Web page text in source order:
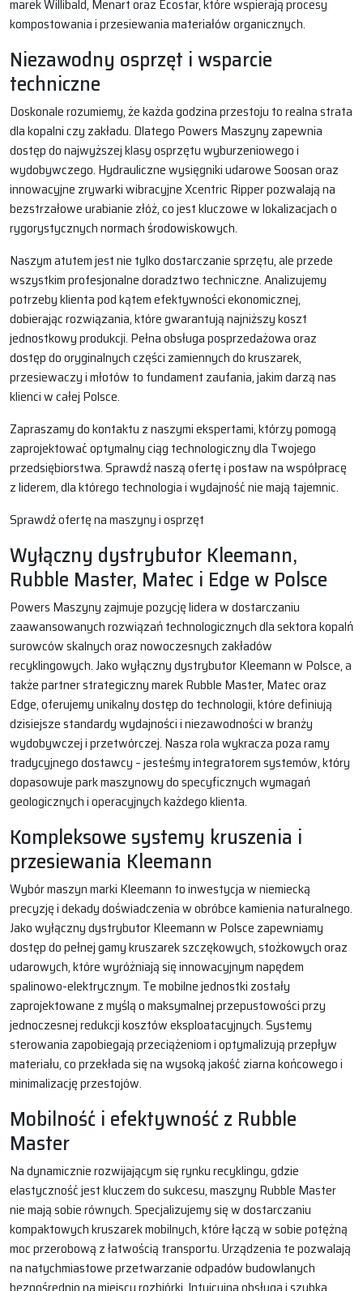
marek Willibald, Menart oraz Ecostar, które wspierają procesy
kompostowania i przesiewania materiałów organicznych.
Niezawodny osprzęt i wsparcie
techniczne
Doskonale rozumiemy, że każda godzina przestoju to realna strata
dla kopalni czy zakładu. Dlatego Powers Maszyny zapewnia
dostęp do najwyższej klasy osprzętu wyburzeniowego i
wydobywczego. Hydrauliczne wysięgniki udarowe Soosan oraz
innowacyjne zrywarki wibracyjne Xcentric Ripper pozwalają na
bezstrzałowe urabianie złóż, co jest kluczowe w lokalizacjach o
rygorystycznych normach środowiskowych.
Naszym atutem jest nie tylko dostarczanie sprzętu, ale przede
wszystkim profesjonalne doradztwo techniczne. Analizujemy
potrzeby klienta pod kątem efektywności ekonomicznej,
dobierając rozwiązania, które gwarantują najniższy koszt
jednostkowy produkcji. Pełna obsługa posprzedażowa oraz
dostęp do oryginalnych części zamiennych do kruszarek,
przesiewaczy i młotów to fundament zaufania, jakim darzą nas
klienci w całej Polsce.
Zapraszamy do kontaktu z naszymi ekspertami, którzy pomogą
zaprojektować optymalny ciąg technologiczny dla Twojego
przedsiębiorstwa. Sprawdź naszą ofertę i postaw na współpracę
z liderem, dla którego technologia i wydajność nie mają tajemnic.
Sprawdź ofertę na maszyny i osprzęt
Wyłączny dystrybutor Kleemann,
Rubble Master, Matec i Edge w Polsce
Powers Maszyny zajmuje pozycję lidera w dostarczaniu
zaawansowanych rozwiązań technologicznych dla sektora kopalń
surowców skalnych oraz nowoczesnych zakładów
recyklingowych. Jako wyłączny dystrybutor Kleemann w Polsce, a
także partner strategiczny marek Rubble Master, Matec oraz
Edge, oferujemy unikalny dostęp do technologii, które definiują
dzisiejsze standardy wydajności i niezawodności w branży
wydobywczej i przetwórczej. Nasza rola wykracza poza ramy
tradycyjnego dostawcy – jesteśmy integratorem systemów, który
dopasowuje park maszynowy do specyficznych wymagań
geologicznych i operacyjnych każdego klienta.
Kompleksowe systemy kruszenia i
przesiewania Kleemann
Wybór maszyn marki Kleemann to inwestycja w niemiecką
precyzję i dekady doświadczenia w obróbce kamienia naturalnego.
Jako wyłączny dystrybutor Kleemann w Polsce zapewniamy
dostęp do pełnej gamy kruszarek szczękowych, stożkowych oraz
udarowych, które wyróżniają się innowacyjnym napędem
spalinowo-elektrycznym. Te mobilne jednostki zostały
zaprojektowane z myślą o maksymalnej przepustowości przy
jednoczesnej redukcji kosztów eksploatacyjnych. Systemy
sterowania zapobiegają przeciążeniom i optymalizują przepływ
materiału, co przekłada się na wysoką jakość ziarna końcowego i
minimalizację przestojów.
Mobilność i efektywność z Rubble
Master
Na dynamicznie rozwijającym się rynku recyklingu, gdzie
elastyczność jest kluczem do sukcesu, maszyny Rubble Master
nie mają sobie równych. Specjalizujemy się w dostarczaniu
kompaktowych kruszarek mobilnych, które łączą w sobie potężną
moc przerobową z łatwością transportu. Urządzenia te pozwalają
na natychmiastowe przetwarzanie odpadów budowlanych